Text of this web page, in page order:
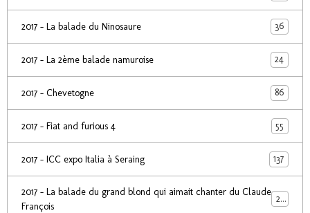
2017 - La balade du Ninosaure 36
2017 - La 2ème balade namuroise 24
2017 - Chevetogne 86
2017 - Fiat and furious 4 55
2017 - ICC expo Italia à Seraing 137
2017 - La balade du grand blond qui aimait chanter du Claude
François
24